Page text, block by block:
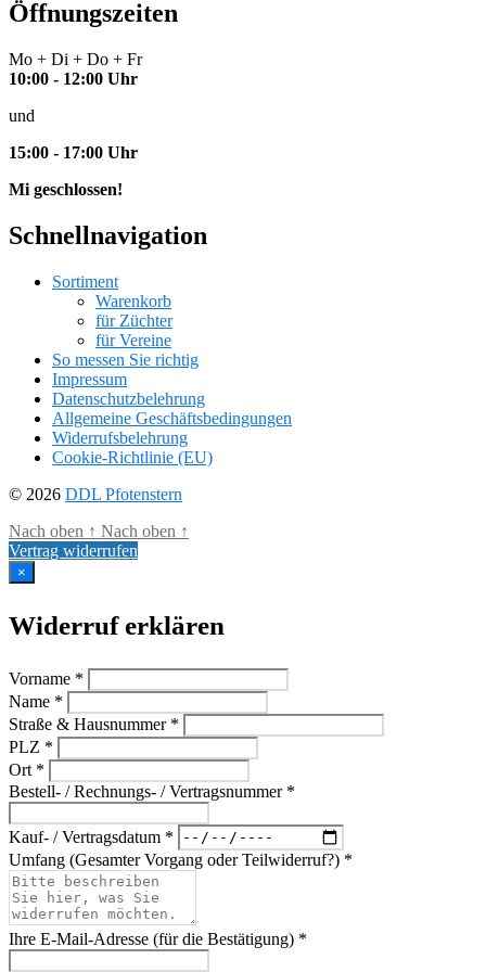
Öffnungszeiten
Mo + Di + Do + Fr
10:00 - 12:00 Uhr
und
15:00 - 17:00 Uhr
Mi geschlossen!
Schnellnavigation
Sortiment
Warenkorb
für Züchter
für Vereine
So messen Sie richtig
Impressum
Datenschutzbelehrung
Allgemeine Geschäftsbedingungen
Widerrufsbelehrung
Cookie-Richtlinie (EU)
© 2026 DDL Pfotenstern
Nach oben ↑ Nach oben ↑
Vertrag widerrufen
×
Widerruf erklären
Vorname *
Name *
Straße & Hausnummer *
PLZ *
Ort *
Bestell- / Rechnungs- / Vertragsnummer *
Kauf- / Vertragsdatum *
Umfang (Gesamter Vorgang oder Teilwiderruf?) *
Ihre E-Mail-Adresse (für die Bestätigung) *